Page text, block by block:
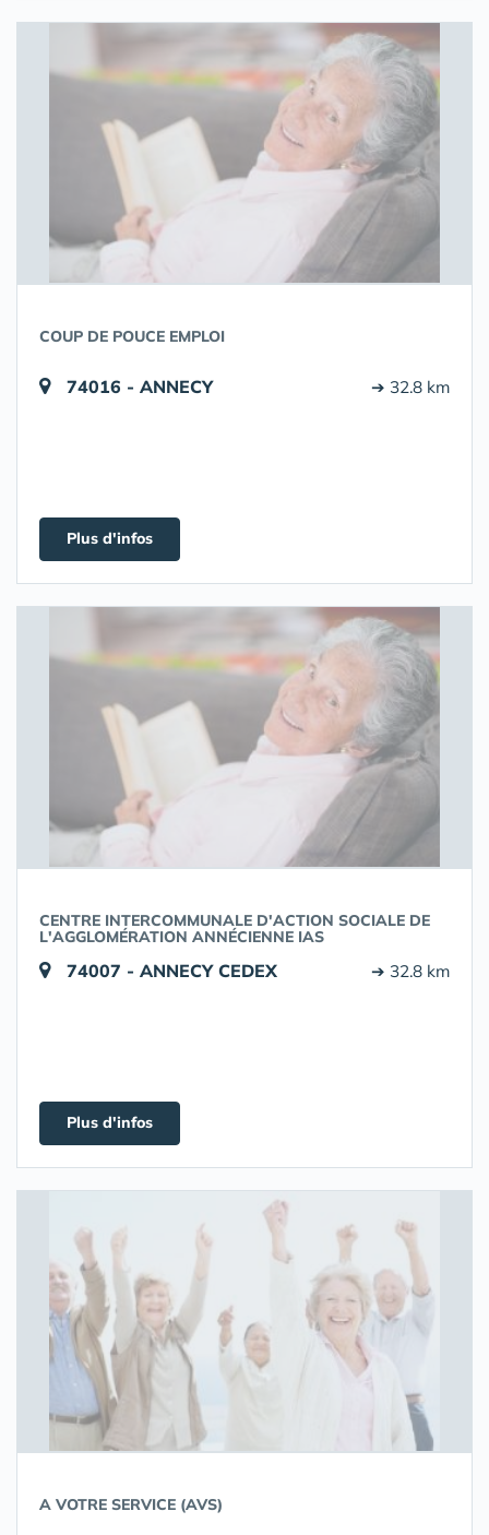
COUP DE POUCE EMPLOI
74016 - ANNECY ➔ 32.8 km
Plus d'infos
CENTRE INTERCOMMUNALE D'ACTION SOCIALE DE
L'AGGLOMÉRATION ANNÉCIENNE IAS
74007 - ANNECY CEDEX ➔ 32.8 km
Plus d'infos
A VOTRE SERVICE (AVS)